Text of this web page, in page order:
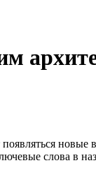
новые
слова в